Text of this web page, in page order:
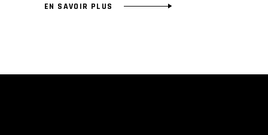
EN SAVOIR PLUS